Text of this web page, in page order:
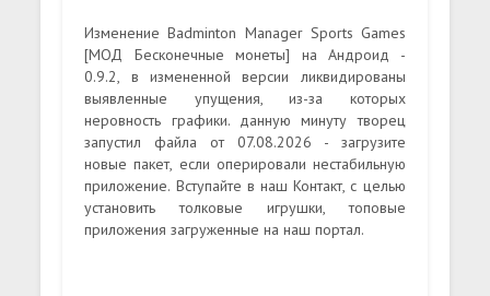
Изменение Badminton Manager Sports Games
[МОД Бесконечные монеты] на Андроид -
0.9.2, в измененной версии ликвидированы
выявленные упущения, из-за которых
неровность графики. данную минуту творец
запустил файла от 07.08.2026 - загрузите
новые пакет, если оперировали нестабильную
приложение. Вступайте в наш Контакт, с целью
установить толковые игрушки, топовые
приложения загруженные на наш портал.